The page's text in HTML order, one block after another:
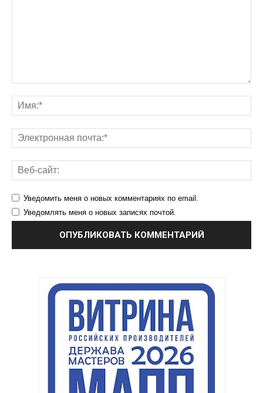
Уведомить меня о новых комментариях по email.
Уведомлять меня о новых записях почтой.